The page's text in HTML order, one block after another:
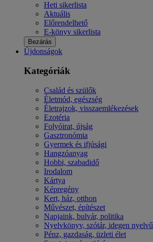
Heti sikerlista
Aktuális
Előrendelhető
E-könyv sikerlista
Bezárás
Újdonságok
Kategóriák
Család és szülők
Életmód, egészség
Életrajzok, visszaemlékezések
Ezotéria
Folyóirat, újság
Gasztronómia
Gyermek és ifjúsági
Hangzóanyag
Hobbi, szabadidő
Irodalom
Kártya
Képregény
Kert, ház, otthon
Művészet, építészet
Napjaink, bulvár, politika
Nyelvkönyv, szótár, idegen nyelvű
Pénz, gazdaság, üzleti élet